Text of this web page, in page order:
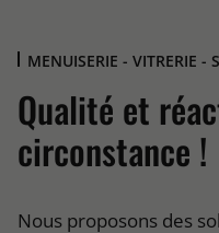
MENUISERIE - VITRERIE -
Qualité et
circonstance !
Nous proposons des